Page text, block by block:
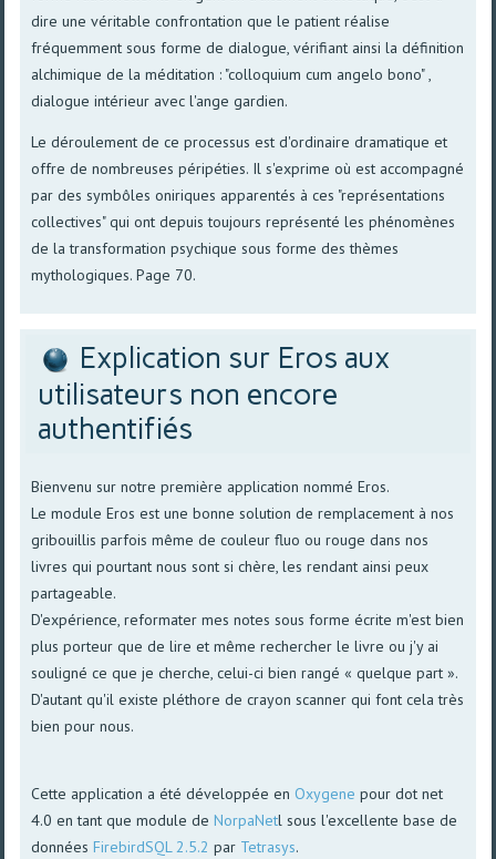
dire une véritable confrontation que le patient réalise
fréquemment sous forme de dialogue, vérifiant ainsi la définition
alchimique de la méditation : "colloquium cum angelo bono" ,
dialogue intérieur avec l'ange gardien.
Le déroulement de ce processus est d'ordinaire dramatique et
offre de nombreuses péripéties. Il s'exprime où est accompagné
par des symbôles oniriques apparentés à ces "représentations
collectives" qui ont depuis toujours représenté les phénomènes
de la transformation psychique sous forme des thèmes
mythologiques. Page 70.
Explication sur Eros aux
utilisateurs non encore
authentifiés
Bienvenu sur notre première application nommé Eros.
Le module Eros est une bonne solution de remplacement à nos
gribouillis parfois même de couleur fluo ou rouge dans nos
livres qui pourtant nous sont si chère, les rendant ainsi peux
partageable.
D'expérience, reformater mes notes sous forme écrite m'est bien
plus porteur que de lire et même rechercher le livre ou j'y ai
souligné ce que je cherche, celui-ci bien rangé « quelque part ».
D'autant qu'il existe pléthore de crayon scanner qui font cela très
bien pour nous.
Cette application a été développée en Oxygene pour dot net
4.0 en tant que module deNorpaNetl sous l'excellente base de
donnéesFirebirdSQL 2.5.2 par Tetrasys.